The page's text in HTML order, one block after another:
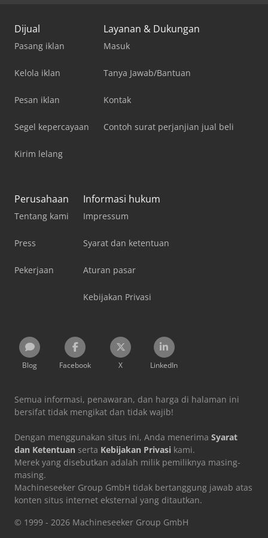
Dijual
Pasang iklan
Kelola iklan
Pesan iklan
Segel kepercayaan
Kirim lelang
Layanan & Dukungan
Masuk
Tanya Jawab/Bantuan
Kontak
Contoh surat perjanjian jual beli
Perusahaan
Tentang kami
Press
Pekerjaan
Informasi hukum
Impressum
Syarat dan ketentuan
Aturan pasar
Kebijakan Privasi
Blog Facebook X LinkedIn
Semua informasi, penawaran, dan harga di halaman ini
bersifat tidak mengikat dan tidak wajib!
Dengan menggunakan situs ini, Anda menerima Syarat
dan Ketentuan serta Kebijakan Privasi kami.
Merek yang disebutkan adalah milik pemiliknya masing-
masing.
Machineseeker Group GmbH tidak bertanggung jawab atas
konten situs internet eksternal yang ditautkan.
© 1999 - 2026 Machineseeker Group GmbH